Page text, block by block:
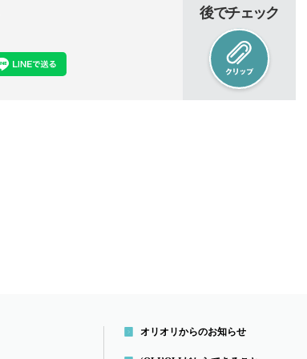
後でチェック
オリオリからのお知らせ